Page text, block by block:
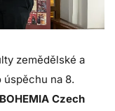
zemědělské a
na 8.
Czech